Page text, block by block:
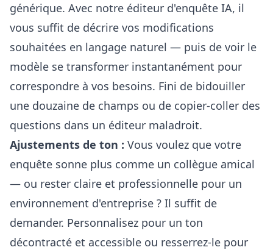
générique. Avec notre éditeur d'enquête IA, il
vous suffit de décrire vos modifications
souhaitées en langage naturel — puis de voir le
modèle se transformer instantanément pour
correspondre à vos besoins. Fini de bidouiller
une douzaine de champs ou de copier-coller des
questions dans un éditeur maladroit.
Ajustements de ton : Vous voulez que votre
enquête sonne plus comme un collègue amical
— ou rester claire et professionnelle pour un
environnement d'entreprise ? Il suffit de
demander. Personnalisez pour un ton
décontracté et accessible ou resserrez-le pour